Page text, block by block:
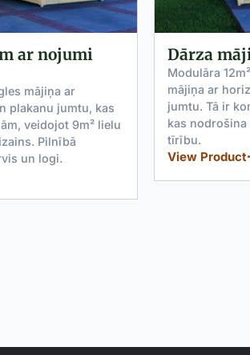
ziemeļu egles
un plakanu
konstrukcija,
un vizuālo
Koka
plakanu
Nojume 5x3
konstrukcija
motociklus,
sniega un
kvalitātes